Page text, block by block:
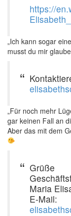
https://
„Ich kann sogar
musst du mir
„Für noch mehr
gar keinen Fall an
Aber das mit dem
Grüße
Maria
E-Mail: